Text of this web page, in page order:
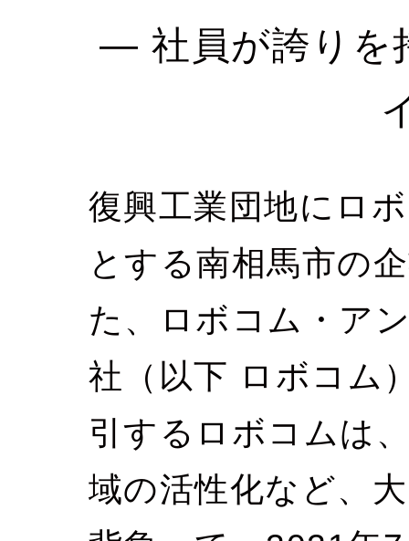
― 社員が誇りを
復興工業団地にロ
とする南相馬市の
た、ロボコム・ア
社（以下 ロボコム
引するロボコムは
域の活性化など、